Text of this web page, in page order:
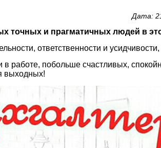
Дата:
точных и прагматичных людей в
ответственности и усидчивости,
в работе, побольше счастливых,
выходных!